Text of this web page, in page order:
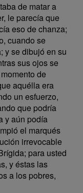
de matar a
le parecía que
eso de chanza;
cuando se
y se dibujó en su
sus ojos se
de
aquélla era
un esfuerzo,
que podría
y aún podía
el marqués
irrevocable
para usted
y éstas las
a los pobres,